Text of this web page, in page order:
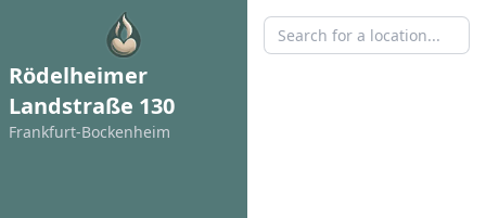
Rödelheimer
Landstraße 130
Frankfurt-Bockenheim